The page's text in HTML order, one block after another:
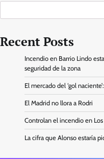
Recent Posts
Incendio en Barrio Lindo
seguridad de la zona
El mercado del ‘gol
El Madrid no llora a Rodri
Controlan el incendio en
La cifra que Alonso estaría